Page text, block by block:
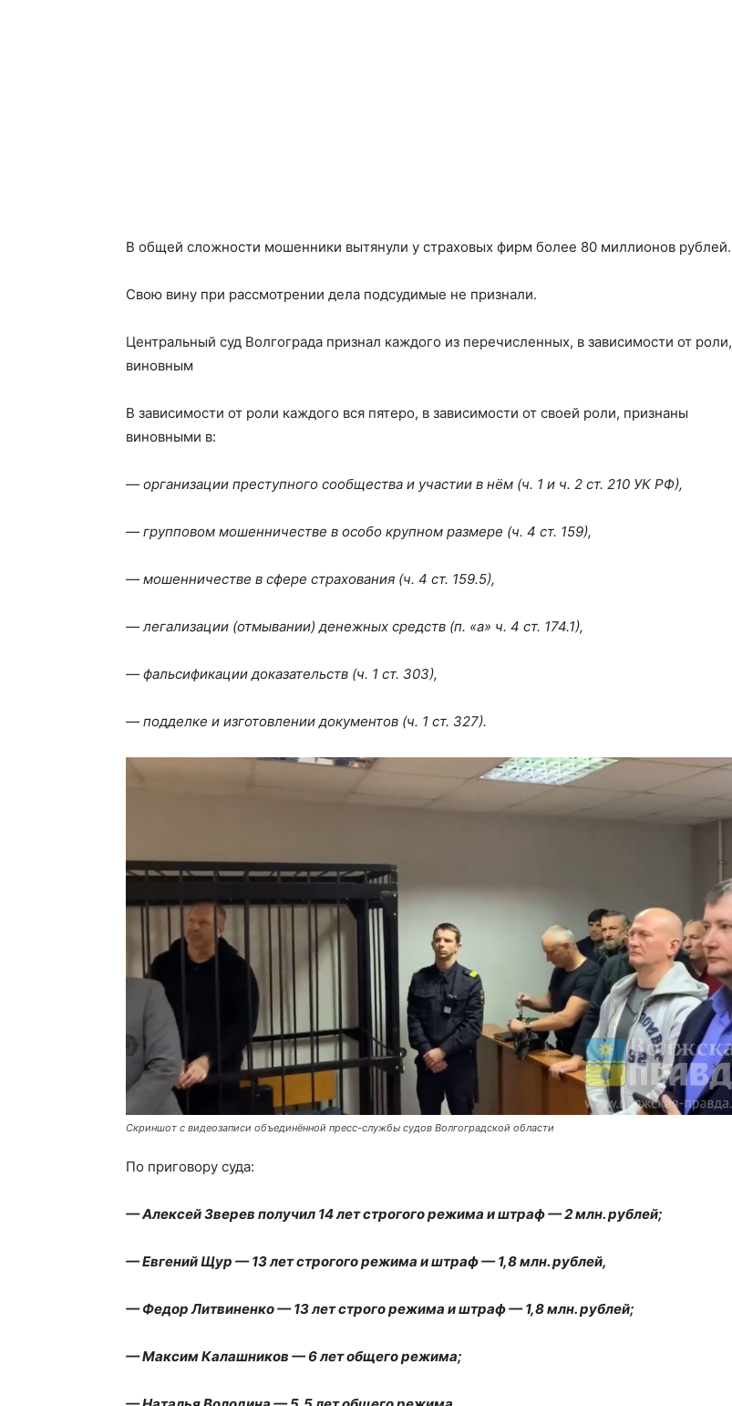
В общей сложности мошенники вытянули у страховых фирм более 80 миллионов рублей.
Свою вину при рассмотрении дела подсудимые не признали.
Центральный суд Волгограда признал каждого из перечисленных, в зависимости от роли,
виновным
В зависимости от роли каждого вся пятеро, в зависимости от своей роли, признаны
виновными в:
— организации преступного сообщества и участии в нём (ч. 1 и ч. 2 ст. 210 УК РФ),
— групповом мошенничестве в особо крупном размере (ч. 4 ст. 159),
— мошенничестве в сфере страхования (ч. 4 ст. 159.5),
— легализации (отмывании) денежных средств (п. «а» ч. 4 ст. 174.1),
— фальсификации доказательств (ч. 1 ст. 303),
— подделке и изготовлении документов (ч. 1 ст. 327).
Скриншот с видеозаписи объединённой пресс-службы судов Волгоградской области
По приговору суда:
— Алексей Зверев получил 14 лет строгого режима и штраф — 2 млн. рублей;
— Евгений Щур — 13 лет строгого режима и штраф — 1,8 млн. рублей,
— Федор Литвиненко — 13 лет строго режима и штраф — 1,8 млн. рублей;
— Максим Калашников — 6 лет общего режима;